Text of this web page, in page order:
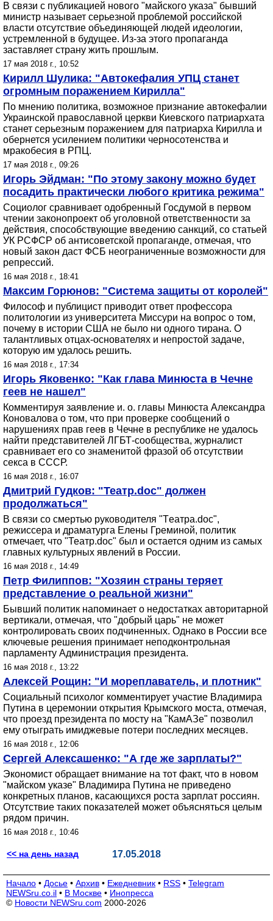
В связи с публикацией нового "майского указа" бывший
министр называет серьезной проблемой российской
власти отсутствие объединяющей людей идеологии,
устремленной в будущее. Из-за этого пропаганда
заставляет страну жить прошлым.
17 мая 2018 г., 10:52
Кирилл Шулика: "Автокефалия УПЦ станет
огромным поражением Кирилла"
По мнению политика, возможное признание автокефалии
Украинской православной церкви Киевского патриархата
станет серьезным поражением для патриарха Кирилла и
обернется усилением политики черносотенства и
мракобесия в РПЦ.
17 мая 2018 г., 09:26
Игорь Эйдман: "По этому закону можно будет
посадить практически любого критика режима"
Социолог сравнивает одобренный Госдумой в первом
чтении законопроект об уголовной ответственности за
действия, способствующие введению санкций, со статьей
УК РСФСР об антисоветской пропаганде, отмечая, что
новый закон даст ФСБ неограниченные возможности для
репрессий.
16 мая 2018 г., 18:41
Максим Горюнов: "Система защиты от королей"
Философ и публицист приводит ответ профессора
политологии из университета Миссури на вопрос о том,
почему в истории США не было ни одного тирана. О
талантливых отцах-основателях и непростой задаче,
которую им удалось решить.
16 мая 2018 г., 17:34
Игорь Яковенко: "Как глава Минюста в Чечне
геев не нашел"
Комментируя заявление и. о. главы Минюста Александра
Коновалова о том, что при проверке сообщений о
нарушениях прав геев в Чечне в республике не удалось
найти представителей ЛГБТ-сообщества, журналист
сравнивает его со знаменитой фразой об отсутствии
секса в СССР.
16 мая 2018 г., 16:07
Дмитрий Гудков: "Театр.doc" должен
продолжаться"
В связи со смертью руководителя "Tеатра.doc",
режиссера и драматурга Елены Греминой, политик
отмечает, что "Театр.doc" был и остается одним из самых
главных культурных явлений в России.
16 мая 2018 г., 14:49
Петр Филиппов: "Хозяин страны теряет
представление о реальной жизни"
Бывший политик напоминает о недостатках авторитарной
вертикали, отмечая, что "добрый царь" не может
контролировать своих подчиненных. Однако в России все
ключевые решения принимает неподконтрольная
парламенту Администрация президента.
16 мая 2018 г., 13:22
Алексей Рощин: "И мореплаватель, и плотник"
Социальный психолог комментирует участие Владимира
Путина в церемонии открытия Крымского моста, отмечая,
что проезд президента по мосту на "КамАЗе" позволил
ему отыграть имиджевые потери последних месяцев.
16 мая 2018 г., 12:06
Сергей Алексашенко: "А где же зарплаты?"
Экономист обращает внимание на тот факт, что в новом
"майском указе" Владимира Путина не приведено
конкретных планов, касающихся роста зарплат россиян.
Отсутствие таких показателей может объясняться целым
рядом причин.
16 мая 2018 г., 10:46
<< на день назад 17.05.2018
Начало • Досье • Архив • Ежедневник • RSS • Telegram
NEWSru.co.il • В Москве • Инопресса
© Новости NEWSru.com 2000-2026